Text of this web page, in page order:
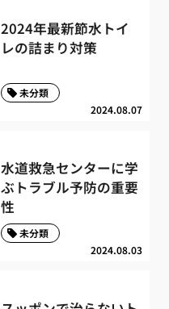
2024年最新節水トイ
レの詰まり対策
2024.08.07
未分類
水道救急センターに学
ぶトラブル予防の重要
性
2024.08.03
未分類